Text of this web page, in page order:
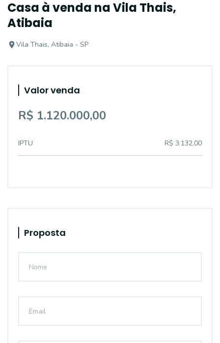
Casa à venda na Vila Thais,
Atibaia
Vila Thais, Atibaia - SP
Valor venda
R$ 1.120.000,00
IPTU R$ 3.132,00
Proposta